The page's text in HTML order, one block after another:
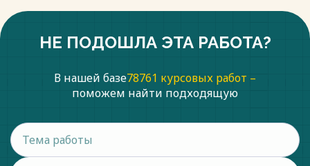
НЕ ПОДОШЛА ЭТА РАБОТА?
В нашей базе78761 курсовых работ –
поможем найти подходящую